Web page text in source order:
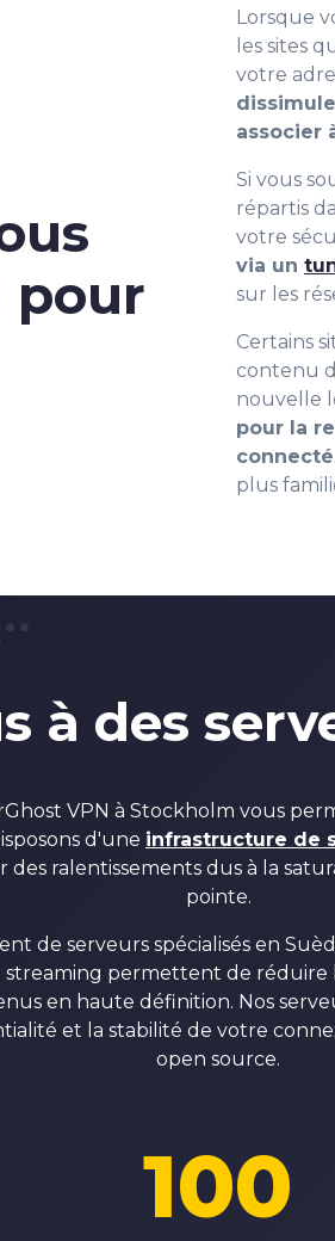
pour
Lorsque
les sites
votre
associer
Si vous
répartis
votre
via un
sur les
Certains
contenu
nouvelle
pour la
connecté
plus
à des
VPN à Stockholm vous
d'une infrastructure de
des ralentissements dus à la
pointe.
de serveurs spécialisés en
streaming permettent de réduire
en haute définition. Nos
et la stabilité de votre
open source.
100